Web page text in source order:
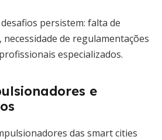
persistem: falta de
de regulamentações
especializados.
e
das smart cities